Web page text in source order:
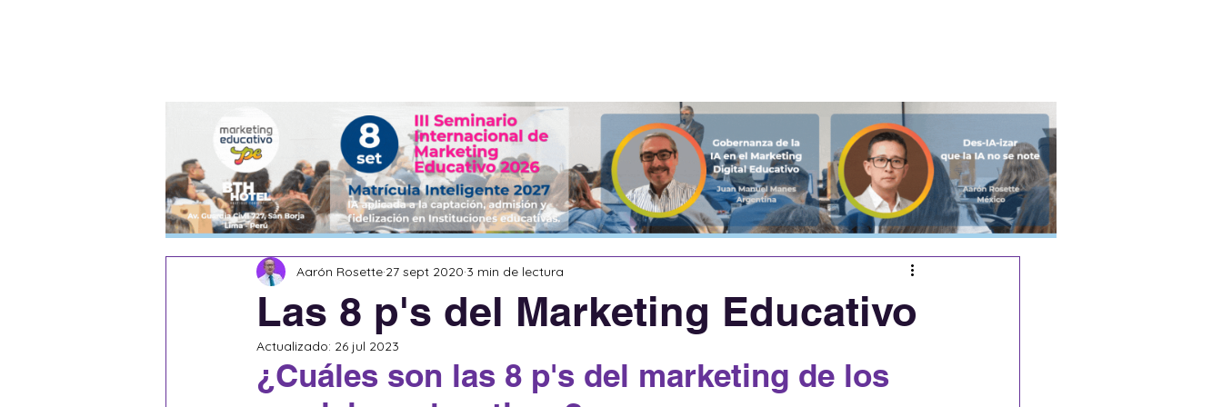
Las 8 p's del Marketing Educativo
Aarón Rosette 27 sept 2020 3 min de lectura
Actualizado: 26 jul 2023
¿Cuáles son las 8 p's del marketing de los